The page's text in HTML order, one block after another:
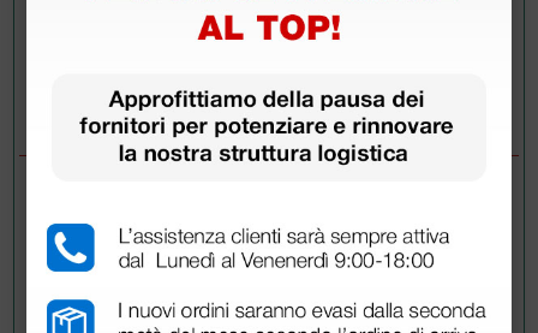
DOMANDE/RISPOSTE
DOMANDA
Buongiorno,vorrei sapere con quali tipi di
grazie cordiali saluti dr. Giuseppe Di Sibio